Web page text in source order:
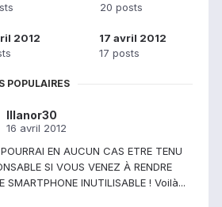
20 posts
2012
17 avril 2012
17 posts
POPULAIRES
Illanor30
16 avril 2012
EN AUCUN CAS ETRE TENU
SI VOUS VENEZ À RENDRE
SMARTPHONE INUTILISABLE ! Voilà...